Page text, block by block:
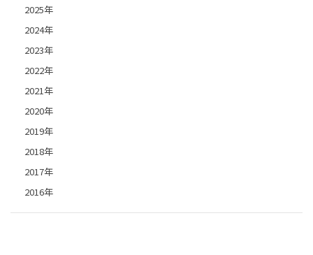
2025年
2024年
2023年
2022年
2021年
2020年
2019年
2018年
2017年
2016年